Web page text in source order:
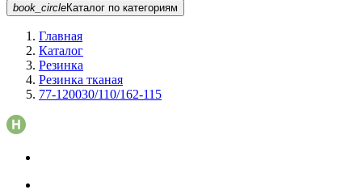
book_circleКаталог по категориям
Главная
Каталог
Резинка
Резинка тканая
77-120030/110/162-115